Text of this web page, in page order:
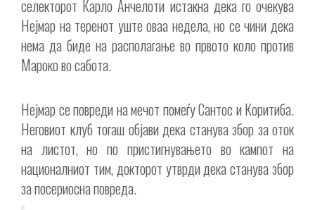
селекторот Карло Анчелоти истакна дека го очекува
Нејмар на теренот уште оваа недела, но се чини дека
нема да биде на располагање во првото коло против
Мароко во сабота.
Нејмар се повреди на мечот помеѓу Сантос и Коритиба.
Неговиот клуб тогаш објави дека станува збор за оток
на листот, но по пристигнувањето во кампот на
националниот тим, докторот утврди дека станува збор
за посериосна повреда.